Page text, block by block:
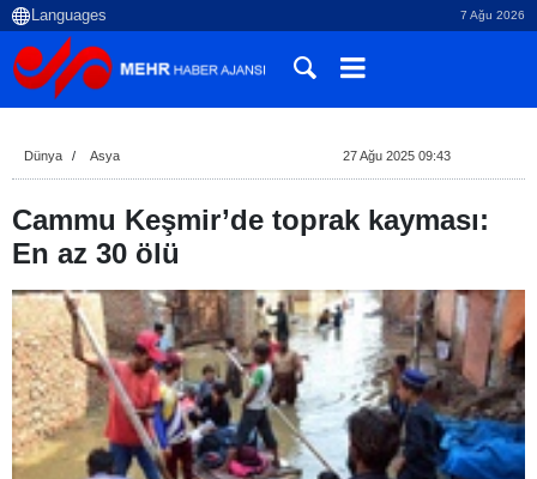
7 Ağu 2026
Dünya Asya 27 Ağu 2025 09:43
Cammu Keşmir’de toprak kayması:
En az 30 ölü